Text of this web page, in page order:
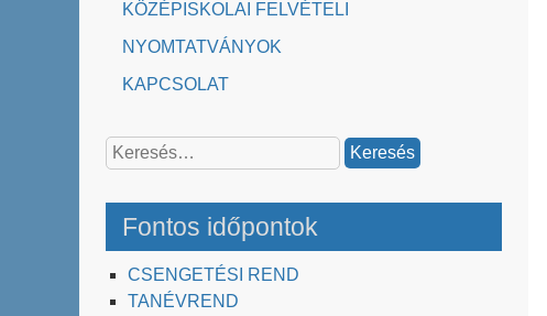
KÖZÉPISKOLAI FELVÉTELI
NYOMTATVÁNYOK
KAPCSOLAT
Keresés:
Fontos időpontok
CSENGETÉSI REND
TANÉVREND